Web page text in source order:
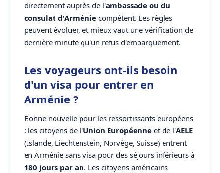
directement auprès de l'ambassade ou du
consulat d'Arménie compétent. Les règles
peuvent évoluer, et mieux vaut une vérification de
dernière minute qu'un refus d'embarquement.
Les voyageurs ont-ils besoin
d'un visa pour entrer en
Arménie ?
Bonne nouvelle pour les ressortissants européens
: les citoyens de l'Union Européenne et de l'AELE
(Islande, Liechtenstein, Norvège, Suisse) entrent
en Arménie sans visa pour des séjours inférieurs à
180 jours par an. Les citoyens américains